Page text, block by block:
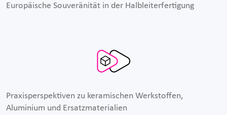
Europäische Souveränität in der Halbleiterfertigung
Praxisperspektiven zu keramischen Werkstoffen,
Aluminium und Ersatzmaterialien